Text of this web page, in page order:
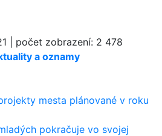
a oznamy
mesta plánované v roku
pokračuje vo svojej
počet zobrazení: 2 478